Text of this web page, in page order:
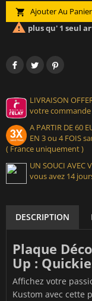
 Ajouter Au Panier
 plus qu' 1 seul
LIVRAISON
votre
A PARTIR DE 60
EN 3 ou 4 FOIS
( France uniquement )
UN SOUCI AVEC
vous avez 14
DESCRIPTION
Plaque
Up :
Affichez votre
Kustom avec cette